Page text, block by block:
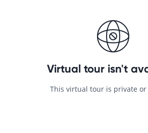
canalizare precum si sistemul de stingere
posibilitate de obtinere a autorizatiei ISU,
acomoda orice activitate de depozitare
Va asigur de toata deschiderea pentru
Mircea Teodorescu – PropertyLab